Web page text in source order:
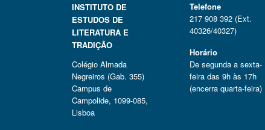
INSTITUTO DE
ESTUDOS DE
LITERATURA E
TRADIÇÃO
Colégio Almada
Negreiros (Gab. 355)
Campus de
Campolide, 1099-085,
Lisboa
Telefone
217 908 392 (Ext.
40326/40327)
Horário
De segunda a sexta-
feira das 9h às 17h
(encerra quarta-feira)